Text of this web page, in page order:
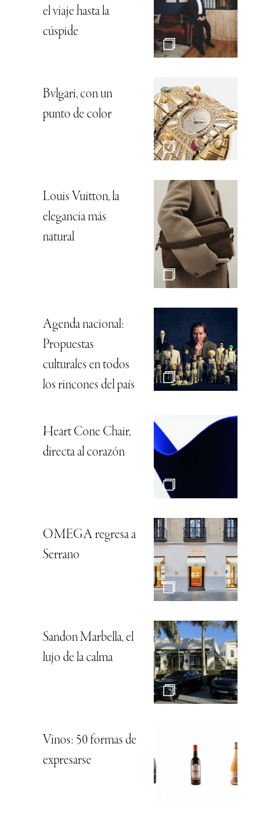
el viaje hasta la
cúspide
Bvlgari, con un
punto de color
Louis Vuitton, la
elegancia más
natural
Agenda nacional:
Propuestas
culturales en todos
los rincones del país
Heart Cone Chair,
directa al corazón
OMEGA regresa a
Serrano
Sandon Marbella, el
lujo de la calma
Vinos: 50 formas de
expresarse